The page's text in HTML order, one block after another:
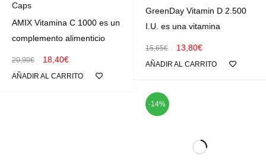
Caps
AMIX Vitamina C 1000 es un
complemento alimenticio
20,90€ 18,40€
AÑADIR AL CARRITO
GreenDay Vitamin D 2.500
I.U. es una vitamina
15,65€ 13,80€
AÑADIR AL CARRITO
-14%